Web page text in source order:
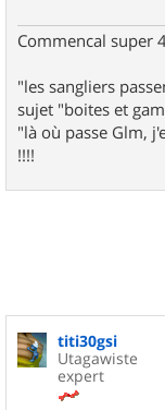
Commencal super
"les sangliers
sujet "boites et
"là où passe Glm,
!!!!
titi30gsi
Utagawiste
expert